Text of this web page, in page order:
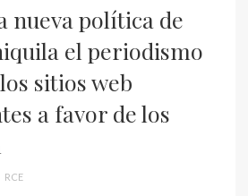
nueva política de
el periodismo
sitios web
a favor de los
RCE